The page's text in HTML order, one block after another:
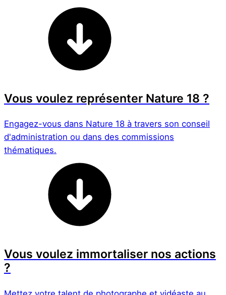
Vous voulez représenter Nature 18 ?
Engagez-vous dans Nature 18 à travers son conseil
d'administration ou dans des commissions
thématiques.
Vous voulez immortaliser nos actions
?